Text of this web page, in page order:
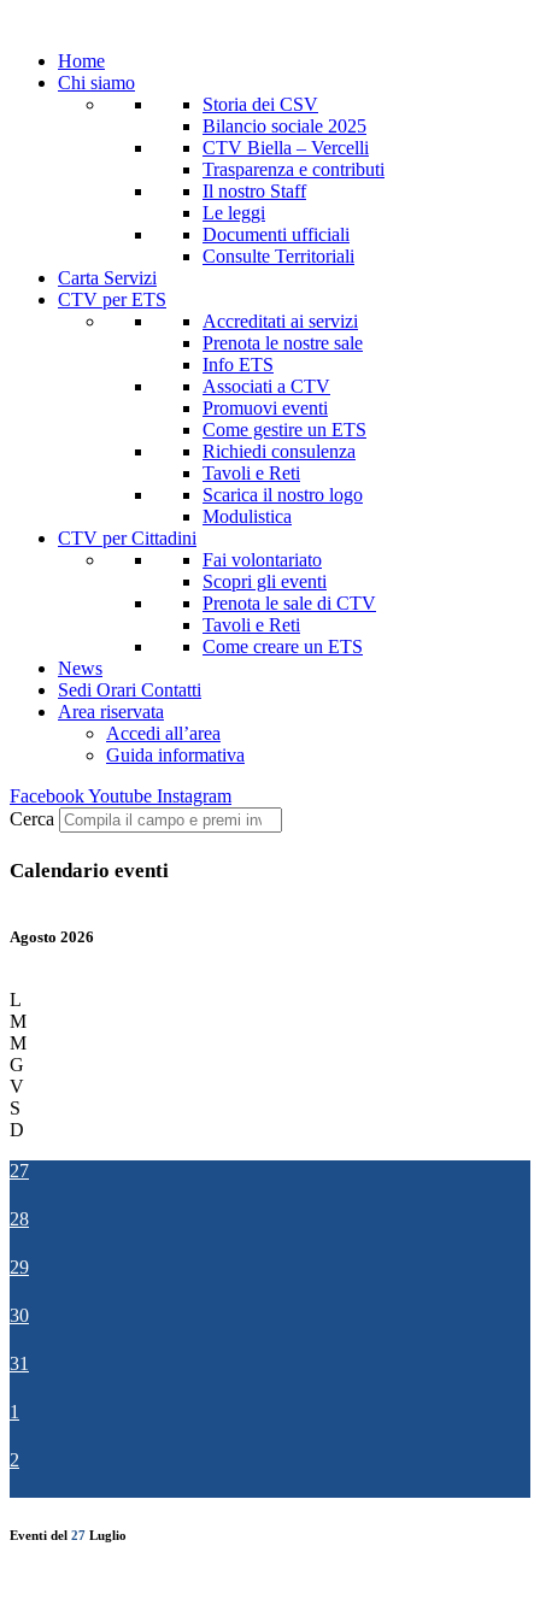
Home
Chi siamo
Storia dei CSV
Bilancio sociale 2025
CTV Biella – Vercelli
Trasparenza e contributi
Il nostro Staff
Le leggi
Documenti ufficiali
Consulte Territoriali
Carta Servizi
CTV per ETS
Accreditati ai servizi
Prenota le nostre sale
Info ETS
Associati a CTV
Promuovi eventi
Come gestire un ETS
Richiedi consulenza
Tavoli e Reti
Scarica il nostro logo
Modulistica
CTV per Cittadini
Fai volontariato
Scopri gli eventi
Prenota le sale di CTV
Tavoli e Reti
Come creare un ETS
News
Sedi Orari Contatti
Area riservata
Accedi all’area
Guida informativa
FacebookYoutube Instagram
Cerca
Calendario eventi
Agosto 2026
L
M
M
G
V
S
D
27
28
29
30
31
1
2
Eventi del 27 Luglio